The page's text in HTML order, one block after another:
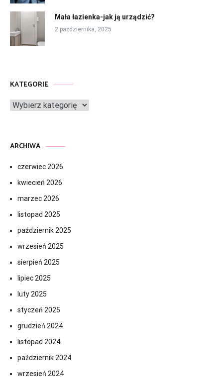
Mała łazienka-jak ją urządzić?
2 października, 2025
KATEGORIE
Kategorie
ARCHIWA
czerwiec 2026
kwiecień 2026
marzec 2026
listopad 2025
październik 2025
wrzesień 2025
sierpień 2025
lipiec 2025
luty 2025
styczeń 2025
grudzień 2024
listopad 2024
październik 2024
wrzesień 2024